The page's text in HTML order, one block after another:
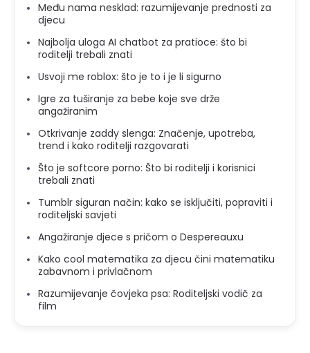
Među nama nesklad: razumijevanje prednosti za
djecu
Najbolja uloga AI chatbot za pratioce: što bi
roditelji trebali znati
Usvoji me roblox: što je to i je li sigurno
Igre za tuširanje za bebe koje sve drže
angažiranim
Otkrivanje zaddy slenga: Značenje, upotreba,
trend i kako roditelji razgovarati
Što je softcore porno: Što bi roditelji i korisnici
trebali znati
Tumblr siguran način: kako se isključiti, popraviti i
roditeljski savjeti
Angažiranje djece s pričom o Despereauxu
Kako cool matematika za djecu čini matematiku
zabavnom i privlačnom
Razumijevanje čovjeka psa: Roditeljski vodič za
film